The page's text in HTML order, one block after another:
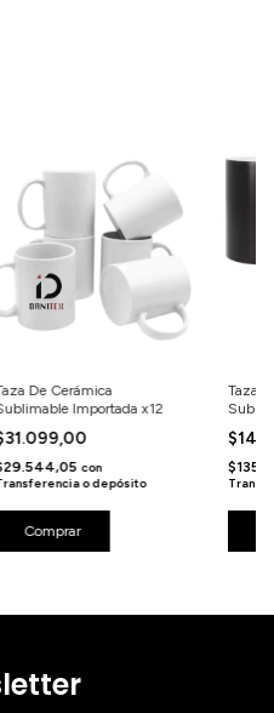
De Cerámica
Importada x12
con
o depósito
Comprar
Taza